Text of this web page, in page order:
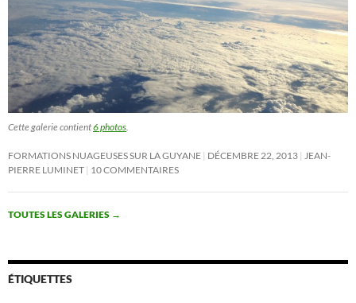
Cette galerie contient6 photos.
FORMATIONS NUAGEUSES SUR LA GUYANE DÉCEMBRE 22, 2013 JEAN-
PIERRE LUMINET 10 COMMENTAIRES
TOUTES LES GALERIES →
ÉTIQUETTES